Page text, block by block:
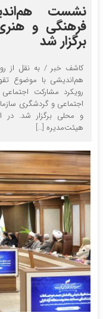
نشست
فرهنگی و
برگزار شد
کاشف خبر / به نقل از
هم‌اندیشی با موضوع
رویکرد مشارکت
اجتماعی و گردشگری
و محلی برگزار شد.
هیئت‌مدیره […]